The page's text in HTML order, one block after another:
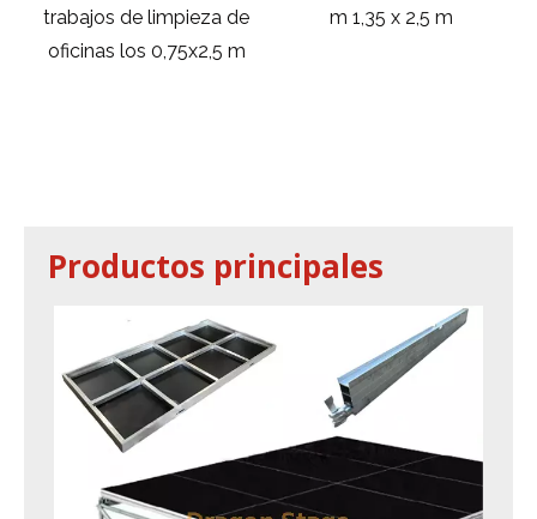
trabajos de limpieza de
oficinas los 0,75x2,5 m
m 1,35 x 2,5 m
Productos principales